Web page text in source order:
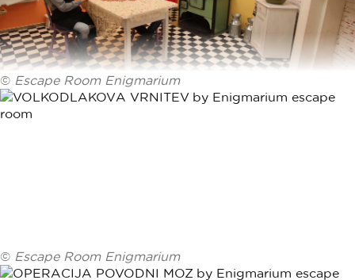
© Escape Room Enigmarium
© Escape Room Enigmarium